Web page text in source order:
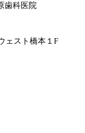
歯科医院
ェスト橋本１F